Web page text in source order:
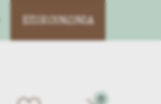
ΕΠΙΚΟΙΝΩΝΊΑ
0